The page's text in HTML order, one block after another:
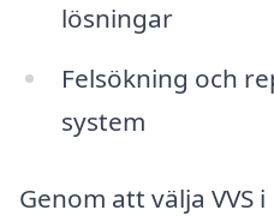
lösningar
Felsökning och
system
Genom att välja VVS